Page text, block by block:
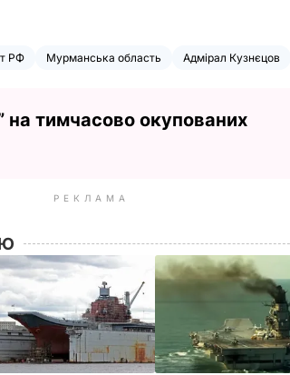
РФ Мурманська область Адмірал Кузнєцов
тимчасово окупованих
РЕКЛАМА